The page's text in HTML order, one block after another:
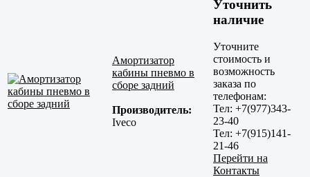
Амортизатор
кабины пневмо в
сборе задний
Производитель:
Iveco
Уточнить
наличие
Уточните
стоимость и
возможность
заказа по
телефонам:
Тел: +7(977)343-
23-40
Тел: +7(915)141-
21-46
Перейти на
Контакты